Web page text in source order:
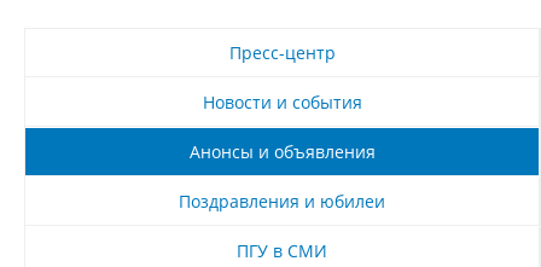
Пресс-центр
Новости и события
Анонсы и объявления
Поздравления и юбилеи
ПГУ в СМИ